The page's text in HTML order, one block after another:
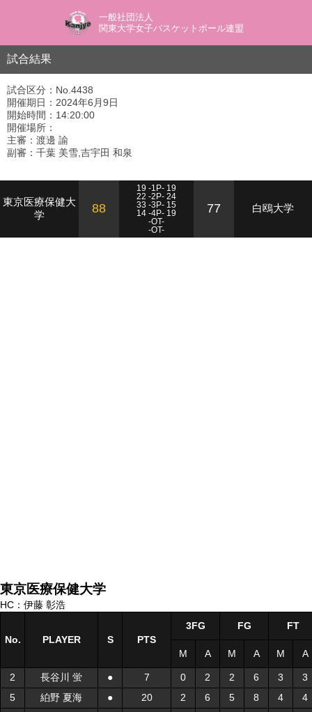
一般社団法人
関東大学女子バスケットボール連盟
試合結果
試合区分：No.4438
開催期日：2024年6月9日
開始時間：14:20:00
開催場所：
主審：渡邊 諭
副審：千葉 美雪,吉宇田 和泉
東京医療保健大
学
88
19 -1P- 19
22 -2P- 24
33 -3P- 15
14 -4P- 19
-OT-
-OT-
77 白鴎大学
東京医療保健大学
HC：伊藤 彰浩
No. PLAYER S
2 長谷川 蛍
●
5
絈野 夏海 ●
No. PLAYER S PTS
3FG FG FT
M A M A M A
2 長谷川 蛍 ● 7 0 2 2 6 3
3
5
絈野 夏海 ● 20 2 6 5 8 4 4